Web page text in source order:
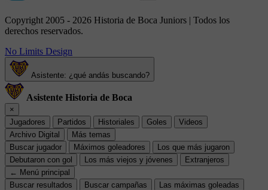
Copyright 2005 - 2026 Historia de Boca Juniors | Todos los
derechos reservados.
No Limits Design
Asistente: ¿qué andás buscando?
Asistente Historia de Boca
×
Jugadores
Partidos Historiales Goles
Videos
Archivo Digital
Más temas
Buscar jugador
Máximos goleadores
Los que más jugaron
Debutaron con gol
Los más viejos y jóvenes
Extranjeros
← Menú principal
Buscar resultados
Buscar campañas
Las máximas goleadas